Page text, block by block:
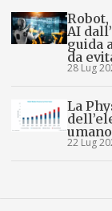
AI
guida
da
28 Lug
La
22 Lug